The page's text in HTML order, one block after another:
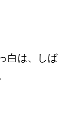
白は、しば